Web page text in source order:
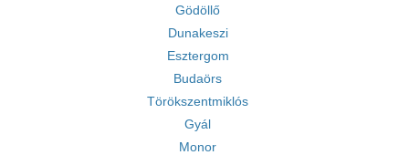
Gödöllő
Dunakeszi
Esztergom
Budaörs
Törökszentmiklós
Gyál
Monor